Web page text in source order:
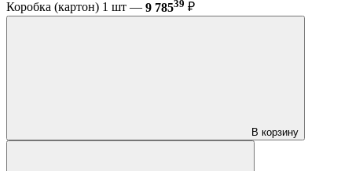
Коробка (картон) 1 шт — 9 78539 ₽
В корзину